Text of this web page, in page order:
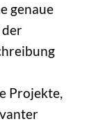
genaue
Projekte,